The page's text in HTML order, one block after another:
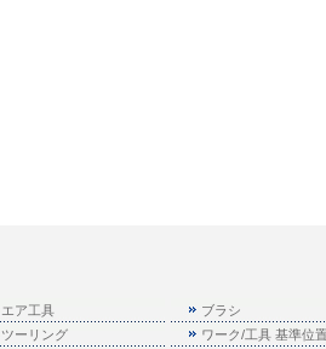
エア工具
ブラシ
ツーリング
ワーク/工具 基準位